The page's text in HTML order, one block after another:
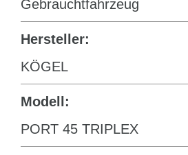
Gebrauchtfahrzeug
Hersteller:
KÖGEL
Modell:
PORT 45 TRIPLEX